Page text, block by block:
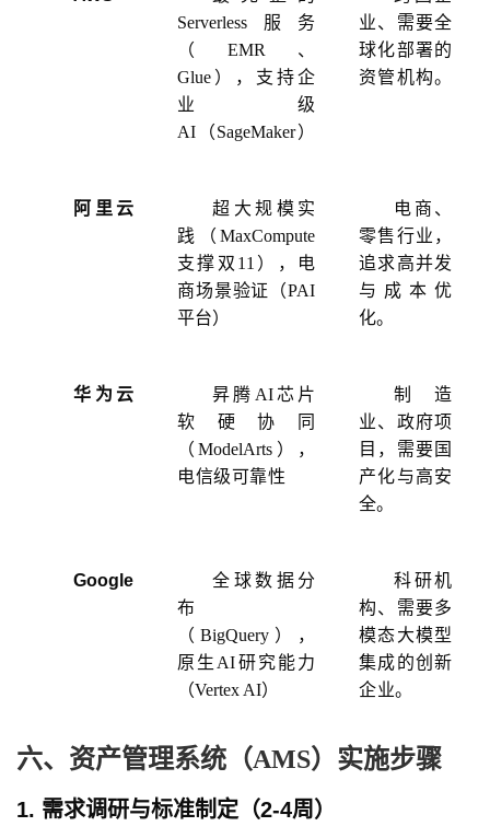
Serverless服务
（EMR、
Glue），支持企
业级
AI（SageMaker）
业、需要全
球化部署的
资管机构。
阿里云
超大规模实
践（ MaxCompute
支撑双11），电
商场景验证（PAI
平台）
电商、
零售行业，
追求高并发
与成本优
化。
华为云 昇腾 AI芯片
软硬协同
（ModelArts），
电信级可靠性
制造
业、政府项
目，需要国
产化与高安
全。
Google
全球数据分
布
（ BigQuery），
原生AI研究能力
（Vertex AI）
科研机
构、需要多
模态大模型
集成的创新
企业。
六、资产管理系统（AMS）实施步骤
1. 需求调研与标准制定（2-4周 ）